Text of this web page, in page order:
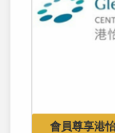
會員尊享港